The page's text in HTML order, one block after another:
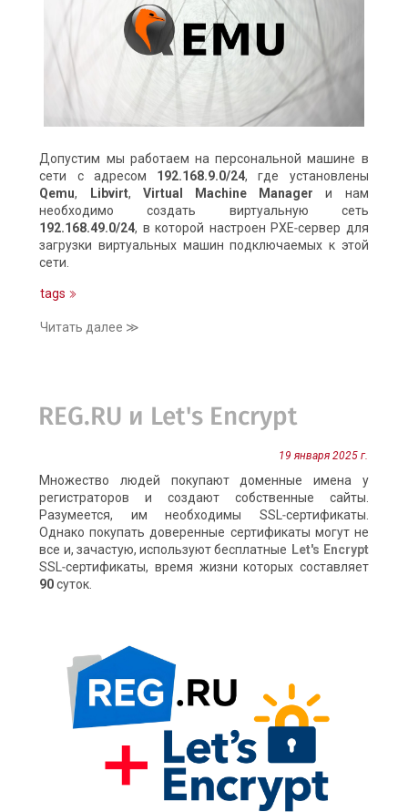
Допустим мы работаем на персональной машине в
сети с адресом 192.168.9.0/24, где установлены
Qemu, Libvirt, Virtual Machine Manager и нам
необходимо создать виртуальную сеть
192.168.49.0/24, в которой настроен PXE‑сервер для
загрузки виртуальных машин подключаемых к этой
сети.
tags
Читать далее ≫
REG.RU и Let's Encrypt
19 января 2025 г.
Множество людей покупают доменные имена у
регистраторов и создают собственные сайты.
Разумеется, им необходимы SSL‑сертификаты.
Однако покупать доверенные сертификаты могут не
все и, зачастую, используют бесплатные Let's Encrypt
SSL‑сертификаты, время жизни которых составляет
90суток.